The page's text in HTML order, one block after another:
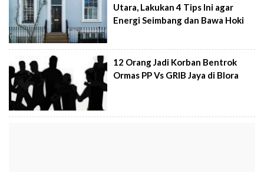
Utara, Lakukan 4 Tips Ini agar
Energi Seimbang dan Bawa Hoki
12 Orang Jadi Korban Bentrok
Ormas PP Vs GRIB Jaya di Blora